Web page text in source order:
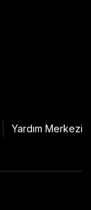
Yardım Merkezi